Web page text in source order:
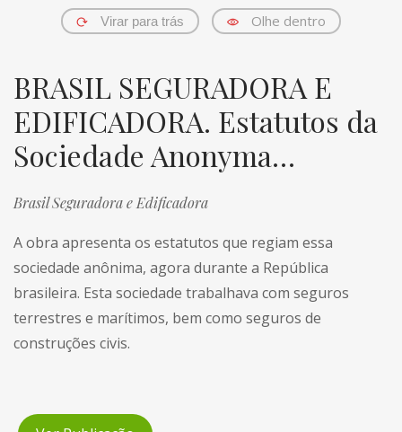
Virar para trás Olhe dentro
BRASIL SEGURADORA E
EDIFICADORA. Estatutos da
Sociedade Anonyma…
Brasil Seguradora e Edificadora
A obra apresenta os estatutos que regiam essa
sociedade anônima, agora durante a República
brasileira. Esta sociedade trabalhava com seguros
terrestres e marítimos, bem como seguros de
construções civis.